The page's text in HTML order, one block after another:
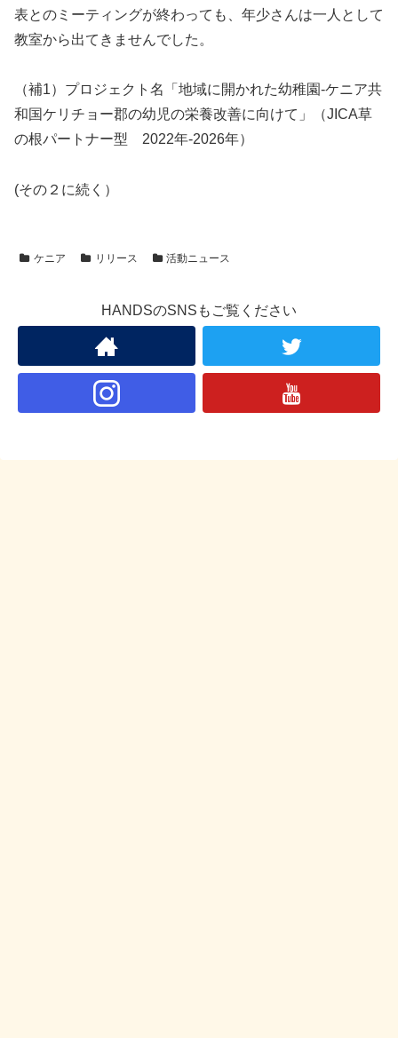
表とのミーティングが終わっても、年少さんは一人として
教室から出てきませんでした。
（補1）プロジェクト名「地域に開かれた幼稚園‐ケニア共
和国ケリチョー郡の幼児の栄養改善に向けて」（JICA草
の根パートナー型 2022年‐2026年）
(その２に続く）
ケニア リリース 活動ニュース
HANDSのSNSもご覧ください